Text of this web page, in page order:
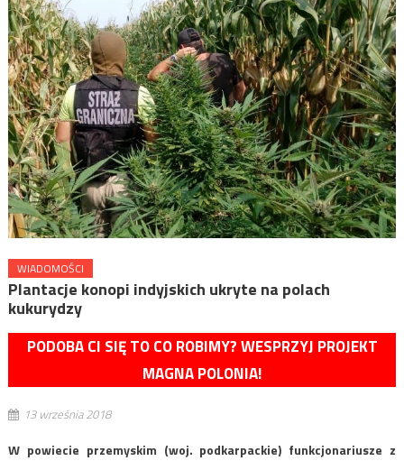
WIADOMOŚCI
Plantacje konopi indyjskich ukryte na polach
kukurydzy
PODOBA CI SIĘ TO CO ROBIMY? WESPRZYJ PROJEKT
MAGNA POLONIA!
13 września 2018
W powiecie przemyskim (woj. podkarpackie) funkcjonariusze z